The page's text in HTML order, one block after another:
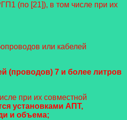
(по [21]), в том числе при их
или кабелей
(проводов) 7 и более литров
при их совместной
установками АПТ,
и объема;